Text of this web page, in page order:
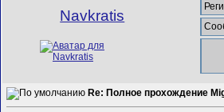
Navkratis
Re: Полное прохождение